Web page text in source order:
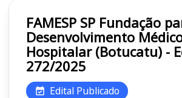
FAMESP SP Fundação para o
Desenvolvimento
Hospitalar (Botucatu) -
272/2025
Edital Publicado